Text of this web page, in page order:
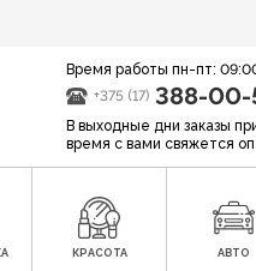
Время работы пн-пт:
+375 (17) 388-00-
В выходные дни заказы
время с вами свяжется
КРАСОТА АВТО